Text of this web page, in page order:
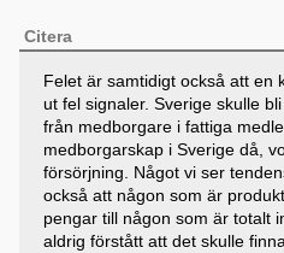
Citera
Felet är samtidigt också att en
ut fel signaler. Sverige skulle
från medborgare i fattiga
medborgarskap i Sverige då,
försörjning. Något vi ser
också att någon som är
pengar till någon som är totalt
aldrig förstått att det skulle